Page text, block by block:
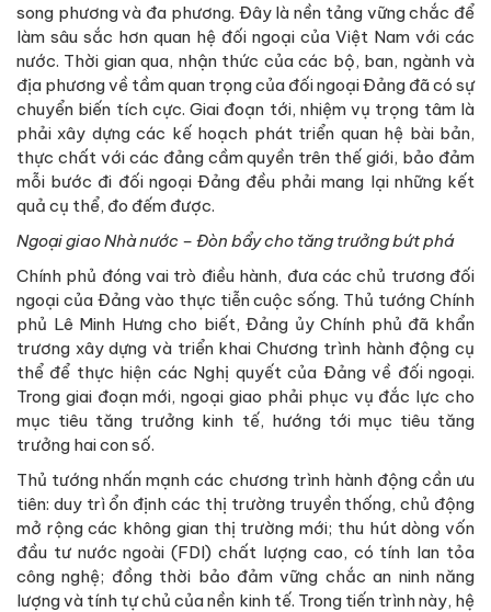
song phương và đa phương. Đây là nền tảng vững chắc để
làm sâu sắc hơn quan hệ đối ngoại của Việt Nam với các
nước. Thời gian qua, nhận thức của các bộ, ban, ngành và
địa phương về tầm quan trọng của đối ngoại Đảng đã có sự
chuyển biến tích cực. Giai đoạn tới, nhiệm vụ trọng tâm là
phải xây dựng các kế hoạch phát triển quan hệ bài bản,
thực chất với các đảng cầm quyền trên thế giới, bảo đảm
mỗi bước đi đối ngoại Đảng đều phải mang lại những kết
quả cụ thể, đo đếm được.
Ngoại giao Nhà nước – Đòn bẩy cho tăng trưởng bứt phá
Chính phủ đóng vai trò điều hành, đưa các chủ trương đối
ngoại của Đảng vào thực tiễn cuộc sống. Thủ tướng Chính
phủ Lê Minh Hưng cho biết, Đảng ủy Chính phủ đã khẩn
trương xây dựng và triển khai Chương trình hành động cụ
thể để thực hiện các Nghị quyết của Đảng về đối ngoại.
Trong giai đoạn mới, ngoại giao phải phục vụ đắc lực cho
mục tiêu tăng trưởng kinh tế, hướng tới mục tiêu tăng
trưởng hai con số.
Thủ tướng nhấn mạnh các chương trình hành động cần ưu
tiên: duy trì ổn định các thị trường truyền thống, chủ động
mở rộng các không gian thị trường mới; thu hút dòng vốn
đầu tư nước ngoài (FDI) chất lượng cao, có tính lan tỏa
công nghệ; đồng thời bảo đảm vững chắc an ninh năng
lượng và tính tự chủ của nền kinh tế. Trong tiến trình này, hệ